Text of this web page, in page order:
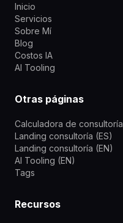
Inicio
Servicios
Sobre Mí
Blog
Costos IA
AI Tooling
Otras páginas
Calculadora de consultoría
Landing consultoría (ES)
Landing consultoría (EN)
AI Tooling (EN)
Tags
Recursos